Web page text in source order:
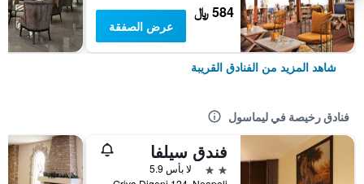
584 ﷼
عرض الصفقة
شاهد المزيد من الفنادق القريبة
فنادق رخيصة في ليماسول
فندق سيلفا
2 نجمتين
لا بأس 5.9